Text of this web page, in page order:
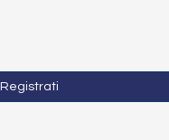
Registrati